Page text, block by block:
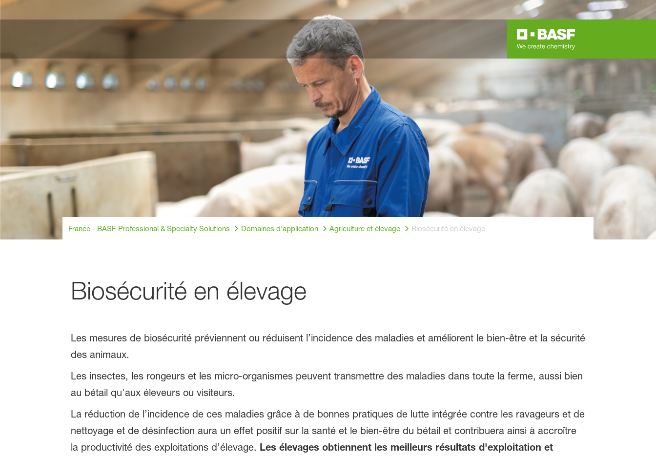
France - BASF Professional & Specialty Solutions Domaines d'application Agriculture et élevage Biosécurité en élevage
Biosécurité en élevage
Les mesures de biosécurité préviennent ou réduisent l’incidence des maladies et améliorent le bien-être et la sécurité
des animaux.
Les insectes, les rongeurs et les micro-organismes peuvent transmettre des maladies dans toute la ferme, aussi bien
au bétail qu'aux éleveurs ou visiteurs.
La réduction de l’incidence de ces maladies grâce à de bonnes pratiques de lutte intégrée contre les ravageurs et de
nettoyage et de désinfection aura un effet positif sur la santé et le bien-être du bétail et contribuera ainsi à accroître
la productivité des exploitations d’élevage. Les élevages obtiennent les meilleurs résultats d'exploitation et